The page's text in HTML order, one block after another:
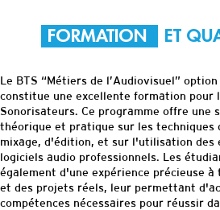
FORMATION ET
Le BTS “Métiers de l’Audiovisuel” option
constitue une excellente formation pour
Sonorisateurs. Ce programme offre une
théorique et pratique sur les techniques
mixage, d'édition, et sur l'utilisation des
logiciels audio professionnels. Les
également d'une expérience précieuse
et des projets réels, leur permettant
compétences nécessaires pour réussir